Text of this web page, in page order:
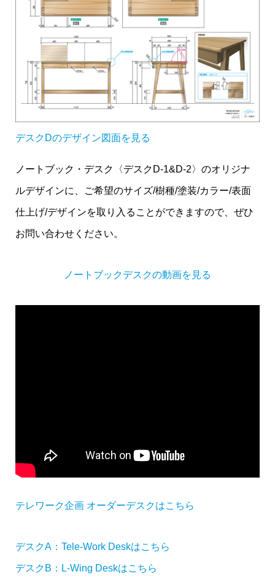
デスクDのデザイン図面を見る
ノートブック・デスク〈デスクD-1&D-2〉のオリジナ
ルデザインに、ご希望のサイズ/樹種/塗装/カラー/表面
仕上げ/デザインを取り入ることができますので、ぜひ
お問い合わせください。
ノートブックデスクの動画を見る
テレワーク企画 オーダーデスクはこちら
デスクA：Tele-Work Deskはこちら
デスクB：L-Wing Deskはこちら